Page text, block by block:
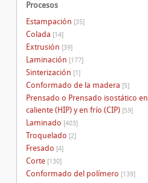
Procesos
Estampación [35]
Colada [14]
Extrusión [39]
Laminación [177]
Sinterización [1]
Conformado de la madera [5]
Prensado o Prensado isostático en
caliente (HIP) y en frío (CIP) [59]
Laminado [403]
Troquelado [2]
Fresado [4]
Corte [130]
Conformado del polímero [139]